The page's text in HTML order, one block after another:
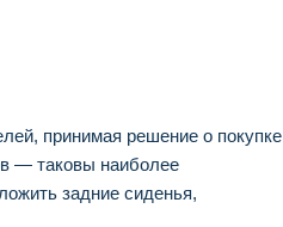
принимая решение о покупке
— таковы наиболее
задние сиденья,